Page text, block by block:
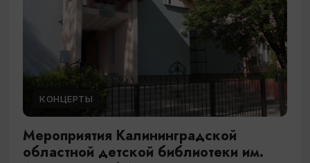
КОНЦЕРТЫ
Мероприятия Калининградской
областной детской библиотеки им.